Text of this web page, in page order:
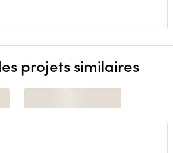
projets similaires